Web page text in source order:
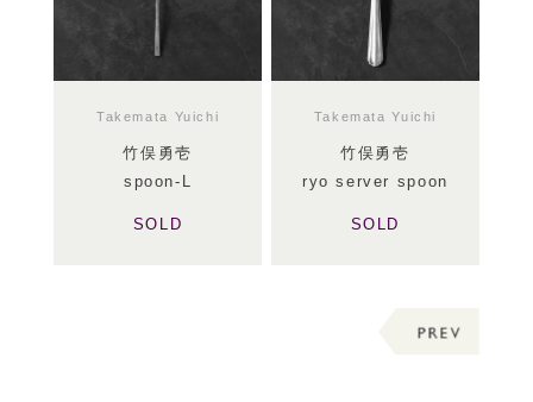
Takemata Yuichi
竹俣勇壱
spoon-L
SOLD
Takemata Yuichi
竹俣勇壱
ryo server spoon
SOLD